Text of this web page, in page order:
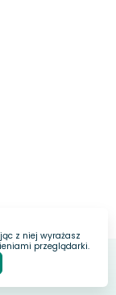
z niej wyrażasz
przeglądarki.